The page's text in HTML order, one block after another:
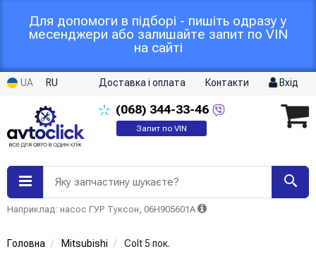
Для допомоги в підборі - пишіть одразу у
месенджери або залишайте запит по VIN
на сайті
UA RU Доставка і оплата Контакти Вхід
(068) 344-33-46
Запит по VIN
Яку запчастину шукаєте?
Наприклад: насос ГУР Туксон, 06H905601A
Головна Mitsubishi Colt 5 пок.